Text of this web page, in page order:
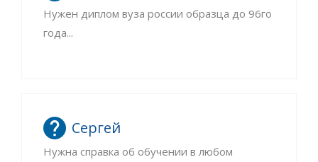
Нужен диплом вуза россии образца до 96го
года...
Сергей
Нужна справка об обучении в любом